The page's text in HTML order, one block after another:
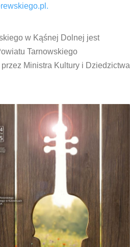
w Kąśnej Dolnej jest
Tarnowskiego
Ministra Kultury i Dziedzictwa